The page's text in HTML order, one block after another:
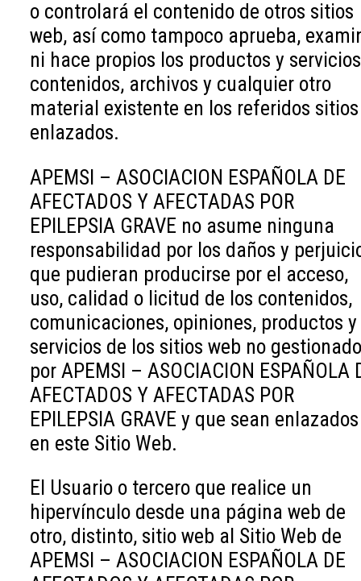
o controlará el contenido de otros sitios
web, así como tampoco aprueba,
ni hace propios los productos y
contenidos, archivos y cualquier otro
material existente en los referidos sitios
enlazados.
APEMSI – ASOCIACION ESPAÑOLA DE
AFECTADOS Y AFECTADAS POR
EPILEPSIA GRAVE no asume ninguna
responsabilidad por los daños y
que pudieran producirse por el acceso,
uso, calidad o licitud de los contenidos,
comunicaciones, opiniones, productos y
servicios de los sitios web no
por APEMSI – ASOCIACION ESPAÑOLA
AFECTADOS Y AFECTADAS POR
EPILEPSIA GRAVE y que sean enlazados
en este Sitio Web.
El Usuario o tercero que realice un
hipervínculo desde una página web de
otro, distinto, sitio web al Sitio Web de
APEMSI – ASOCIACION ESPAÑOLA DE